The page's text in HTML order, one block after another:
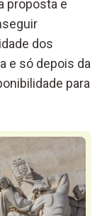
proposta e
dos
e só depois da
para